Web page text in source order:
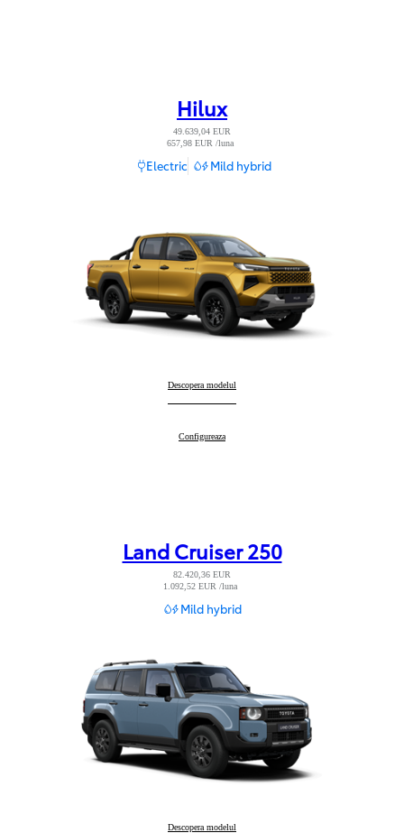
Hilux
49.639,04 EUR
657,98 EUR /luna
Electric Mild hybrid
Hilux:
Descopera modelul
Hilux:
Configureaza
Land Cruiser 250
82.420,36 EUR
1.092,52 EUR /luna
Mild hybrid
Land Cruiser 250:
Descopera modelul